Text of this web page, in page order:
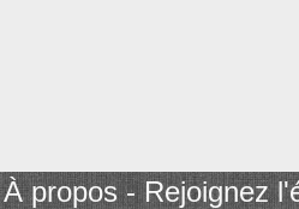
À propos-Rejoignez